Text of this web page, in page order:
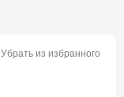
Убрать из избранного